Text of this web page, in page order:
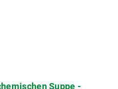
Suppe -